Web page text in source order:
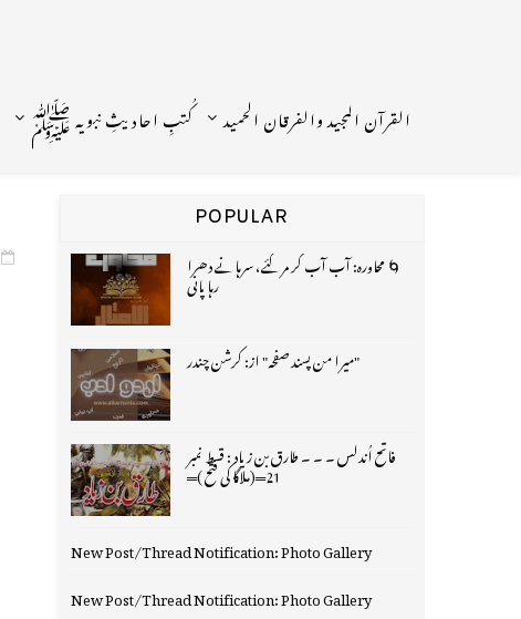
القرآن المجید والفرقان الحمید کُتبِ احادیثِ نبویہ ﷺ
POPULAR
🌀 محاورہ: آب آب کر مر گئے، سرہانے دھرا
رہا پانی
"میرا من پسند صفحہ" از: کرشن چندر
فاتح اُندلس ۔ ۔ ۔ طارق بن زیاد : قسط نمبر
21═(ملاگا کی فتح )═
New Post/Thread Notification: Photo Gallery
New Post/Thread Notification: Photo Gallery